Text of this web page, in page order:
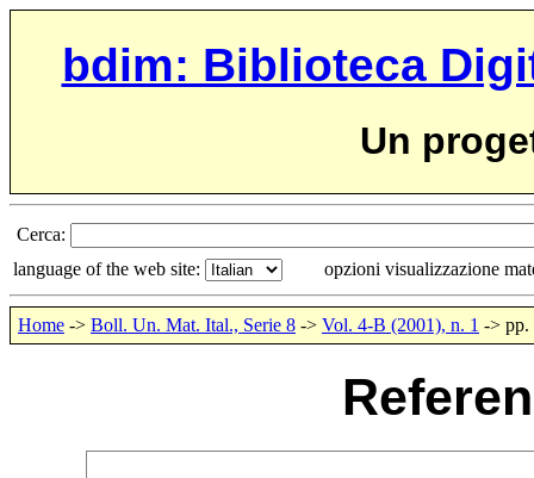
bdim: Biblioteca
Un
Cerca:
language of the web site:
opzioni visualizzazione
Home -> Boll. Un. Mat. Ital., Serie 8 -> Vol. 4-B (2001), n. 1 -> pp.